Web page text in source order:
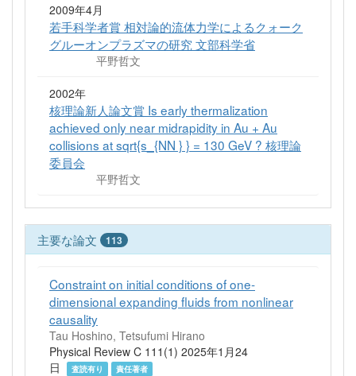
2009年4月
若手科学者賞 相対論的流体力学によるクォーク
グルーオンプラズマの研究 文部科学省
平野哲文
2002年
核理論新人論文賞 Is early thermalization
achieved only near midrapidity in Au + Au
collisions at sqrt{s_{NN } } = 130 GeV ? 核理論
委員会
平野哲文
主要な論文 113
Constraint on initial conditions of one-
dimensional expanding fluids from nonlinear
causality
Tau Hoshino, Tetsufumi Hirano
Physical Review C 111(1) 2025年1月24
日
査読有り 責任著者